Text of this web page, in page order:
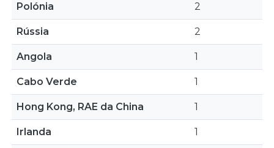
Polónia 2
Rússia 2
Angola 1
Cabo Verde 1
Hong Kong, RAE da China 1
Irlanda 1